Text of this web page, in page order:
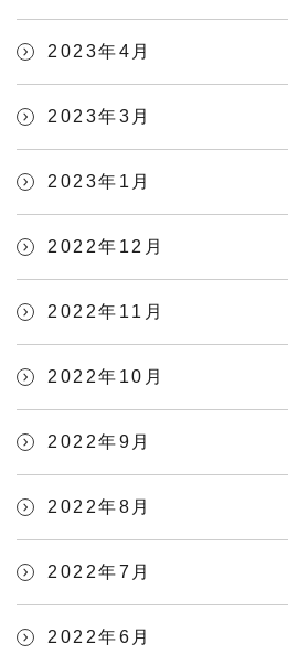
2023年4月
2023年3月
2023年1月
2022年12月
2022年11月
2022年10月
2022年9月
2022年8月
2022年7月
2022年6月